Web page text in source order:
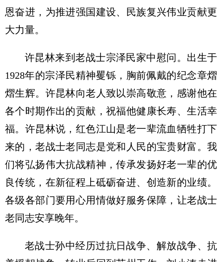
恩奋进，为推进强国建设、民族复兴伟业贡献更
大力量。
许昆林来到老战士宗泽民家中慰问。出生于
1928年的宗泽民精神矍铄，胸前佩戴的纪念章熠
熠生辉。许昆林向老人致以崇高敬意，感谢他在
各个时期作出的贡献，祝福他健康长寿、生活幸
福。许昆林说，红色江山是老一辈流血牺牲打下
来的，老战士老同志是党和人民的宝贵财富。我
们将弘扬伟大抗战精神，传承发扬好老一辈的优
良传统，在新征程上砥砺奋进、创造新的业绩。
各级各部门要用心用情做好服务保障，让老战士
老同志安享晚年。
老战士孙中经历过抗日战争、解放战争、抗